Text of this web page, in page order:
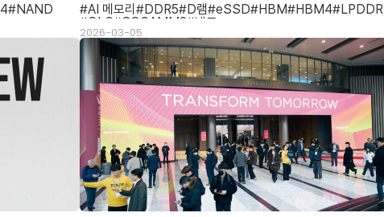
NAND
2026-03-05
AI 메모리 DDR5 D램 eSSD HBM HBM4 LPDDR
QLC
SOCAMM2 낸드